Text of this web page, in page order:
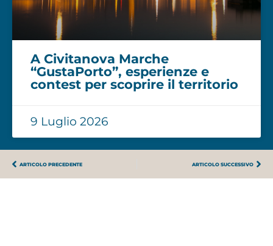
A Civitanova Marche
“GustaPorto”, esperienze e
contest per scoprire il territorio
9 Luglio 2026
ARTICOLO PRECEDENTE ARTICOLO SUCCESSIVO